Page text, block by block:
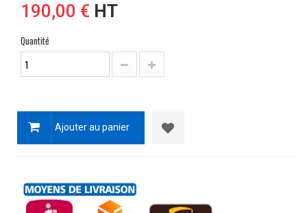
190,00 € HT
Quantité
Ajouter au panier